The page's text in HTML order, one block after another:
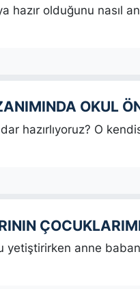
hazır olduğunu nasıl
OKUL
hazırlıyoruz? O
anne